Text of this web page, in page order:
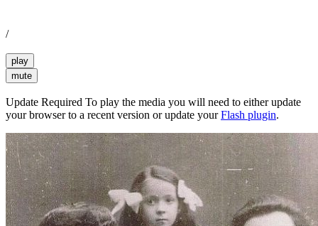
/
play
mute
Update Required To play the media you will need to either update
your browser to a recent version or update yourFlash plugin.